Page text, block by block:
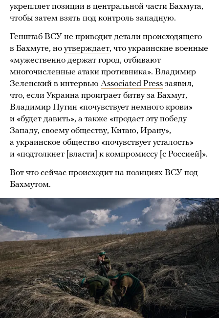
укрепляет позиции в центральной части Бахмута,
чтобы затем взять под контроль западную.
Генштаб ВСУ не приводит детали происходящего
в Бахмуте, но утверждает, что украинские военные
«мужественно держат город, отбивают
многочисленные атаки противника». Владимир
Зеленский в интервью Associated Press заявил,
что, если Украина проиграет битву за Бахмут,
Владимир Путин «почувствует немного крови»
и «будет давить», а также «продаст эту победу
Западу, своему обществу, Китаю, Ирану»,
а украинское общество «почувствует усталость»
и «подтолкнет [власти] к компромиссу [с Россией]».
Вот что сейчас происходит на позициях ВСУ под
Бахмутом.